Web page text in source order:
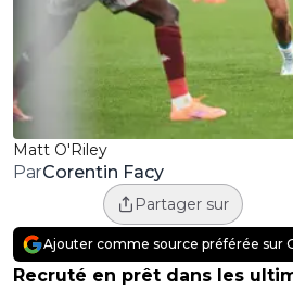
Matt O'Riley
ParCorentin Facy
Partager sur
Ajouter comme source préférée sur
Recruté en prêt dans les